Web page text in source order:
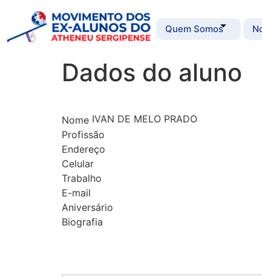
Quem Somos
Dados do aluno
Nome IVAN DE MELO PRADO
Profissão
Endereço
Celular
Trabalho
E-mail
Aniversário
Biografia